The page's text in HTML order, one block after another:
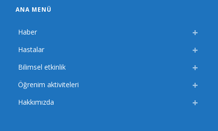
ANA MENÜ
Haber
Hastalar
Bilimsel etkinlik
Öğrenim aktiviteleri
Hakkımızda